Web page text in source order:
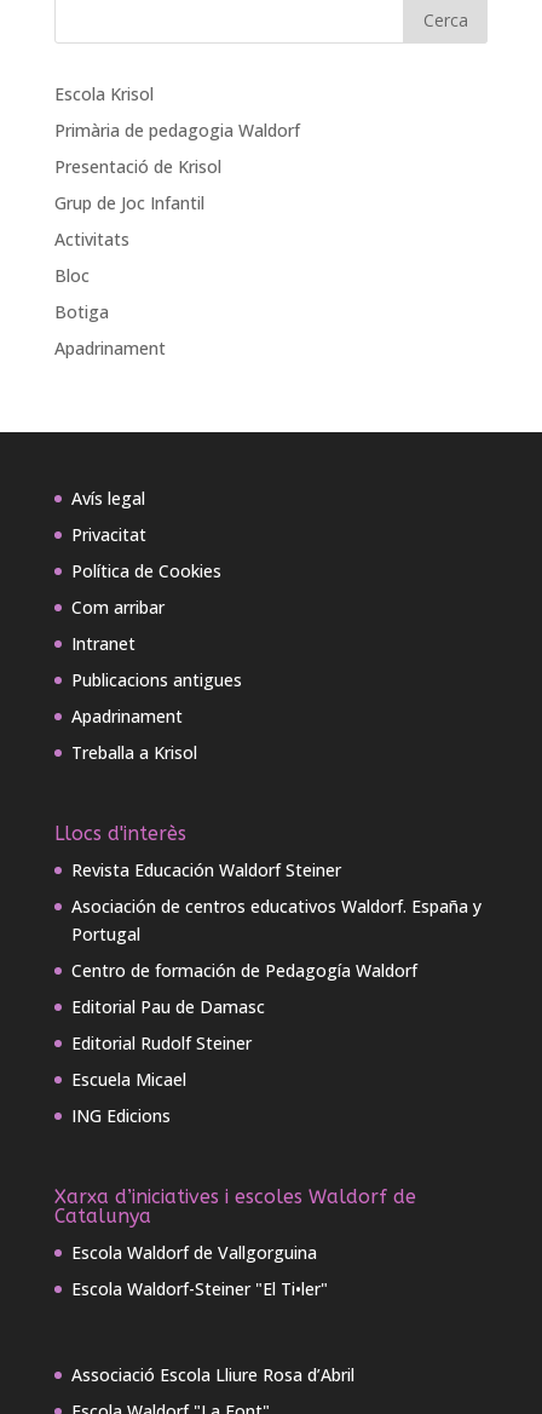
Escola Krisol
Primària de pedagogia Waldorf
Presentació de Krisol
Grup de Joc Infantil
Activitats
Bloc
Botiga
Apadrinament
Avís legal
Privacitat
Política de Cookies
Com arribar
Intranet
Publicacions antigues
Apadrinament
Treballa a Krisol
Llocs d'interès
Revista Educación Waldorf Steiner
Asociación de centros educativos Waldorf. España y
Portugal
Centro de formación de Pedagogía Waldorf
Editorial Pau de Damasc
Editorial Rudolf Steiner
Escuela Micael
ING Edicions
Xarxa d’iniciatives i escoles Waldorf de
Catalunya
Escola Waldorf de Vallgorguina
Escola Waldorf-Steiner "El Ti•ler"
Associació Escola Lliure Rosa d’Abril